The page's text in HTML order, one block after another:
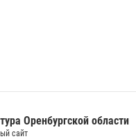
Оренбургской области
сайт